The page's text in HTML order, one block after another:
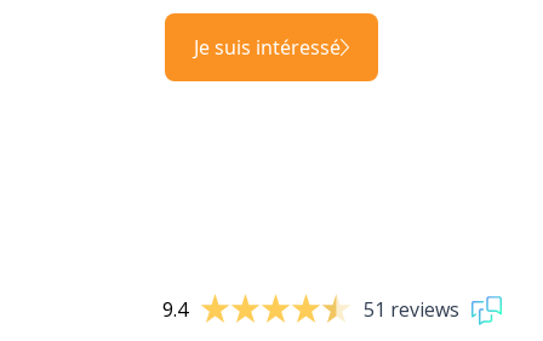
Je suis intéressé
9.4 51 reviews